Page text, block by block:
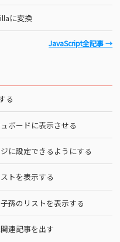
に変換
JavaScript全記事 →
る
ボードに表示させる
に設定できるようにする
トを表示する
孫のリストを表示する
連記事を出す